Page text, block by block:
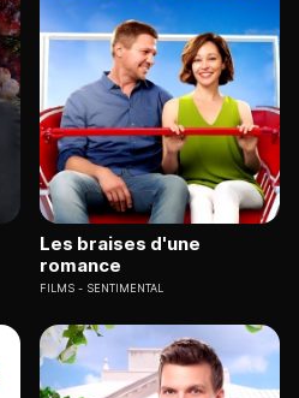
Les braises d'une
romance
FILMS SENTIMENTAL